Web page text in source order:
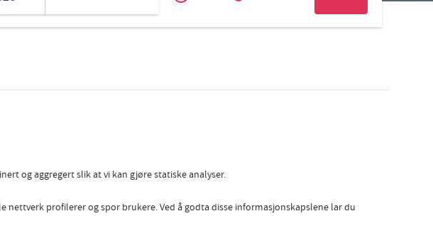
Turkish
og aggregert slik at vi kan gjøre statiske analyser.
profilerer og spor brukere. Ved å godta disse informasjonskapslene lar du